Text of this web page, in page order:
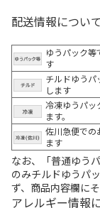
配送情報について
ゆうパック等
す
チルドゆうパ
します
冷凍ゆうパッ
ます。
佐川急便での
ます
なお、「普通ゆう
のみチルドゆうパ
ず、商品内容欄に
アレルギー情報